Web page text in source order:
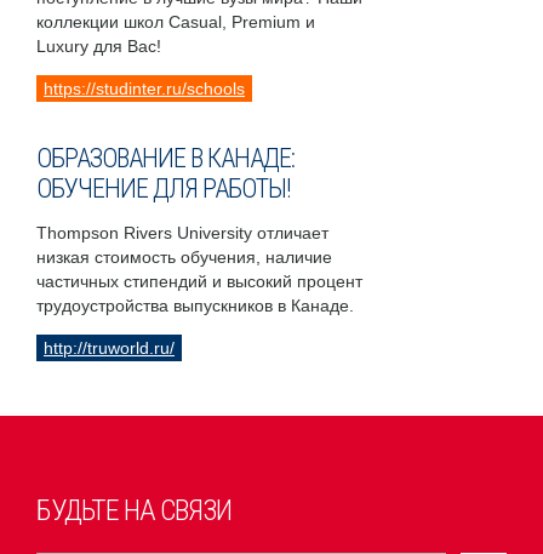
коллекции школ Casual, Premium и
Luxury для Вас!
https://studinter.ru/schools
ОБРАЗОВАНИЕ В КАНАДЕ:
ОБУЧЕНИЕ ДЛЯ РАБОТЫ!
Thompson Rivers University отличает
низкая стоимость обучения, наличие
частичных стипендий и высокий процент
трудоустройства выпускников в Канаде.
http://truworld.ru/
БУДЬТЕ НА СВЯЗИ